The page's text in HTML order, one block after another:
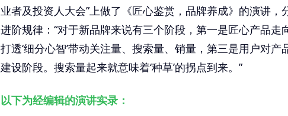
业者及投资人大会”上做了《匠心鉴赏，品牌养成》的演讲，
进阶规律：“对于新品牌来说有三个阶段，第一是匠心产品走
打透‘细分心智’带动关注量、搜索量、销量，第三是用户对
建设阶段。搜索量起来就意味着‘种草’的拐点到来。”
以下为经编辑的演讲实录：